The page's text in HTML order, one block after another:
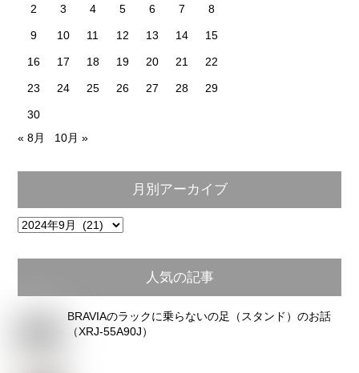
2 3 4 5 6 7 8
9 10 11 12 13 14 15
16 17 18 19 20 21 22
23 24 25 26 27 28 29
30
« 8月
10月 »
月別アーカイブ
月
ア
カ
人気の記事
BRAVIAのラックに乗らないの足（スタンド）のお話
（XRJ-55A90J）